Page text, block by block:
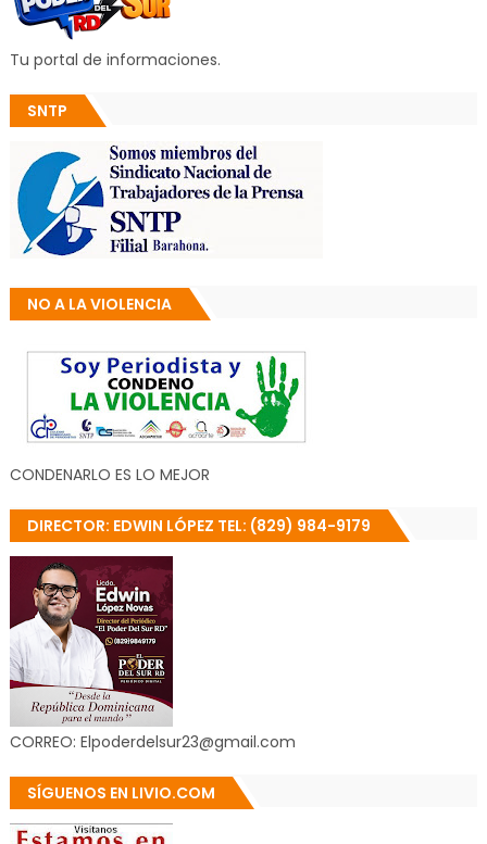
Tu portal de informaciones.
SNTP
NO A LA VIOLENCIA
CONDENARLO ES LO MEJOR
DIRECTOR: EDWIN LÓPEZ TEL: (829) 984-9179
CORREO: Elpoderdelsur23@gmail.com
SÍGUENOS EN LIVIO.COM